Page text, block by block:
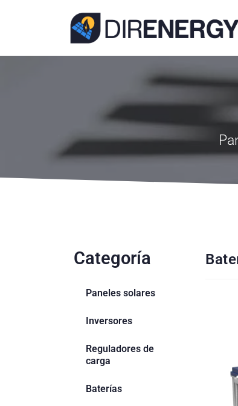
Categoría
Paneles solares
Inversores
Reguladores de
carga
Baterías